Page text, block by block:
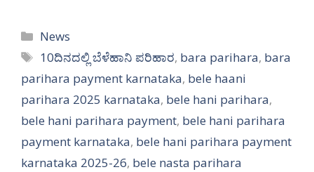
Categories
News
Tags
10ದಿನದಲ್ಲಿ ಬೆಳೆಹಾನಿ ಪರಿಹಾರ, bara parihara, bara
parihara payment karnataka, bele haani
parihara 2025 karnataka, bele hani parihara,
bele hani parihara payment, bele hani parihara
payment karnataka, bele hani parihara payment
karnataka 2025-26, bele nasta parihara